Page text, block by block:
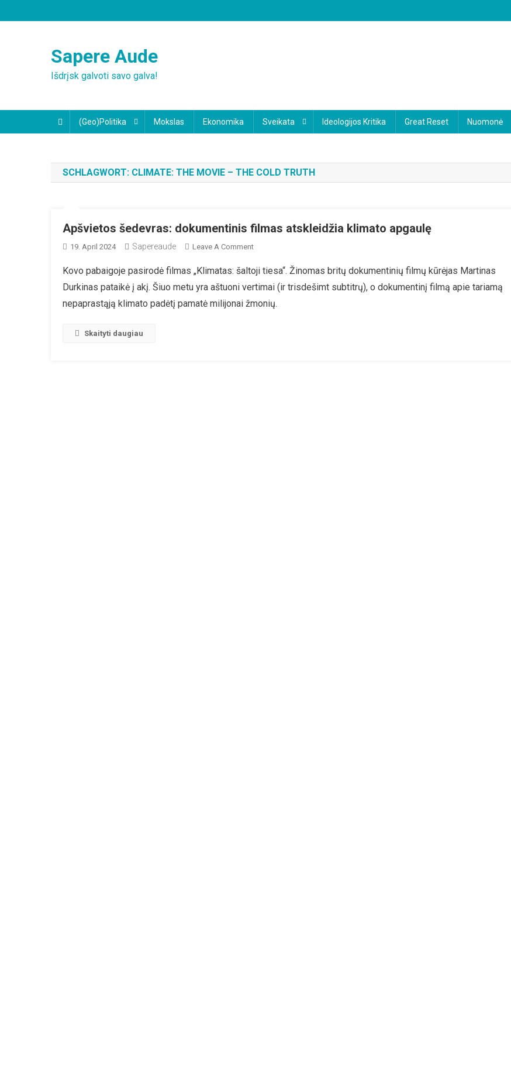
to
Sapere Aude
Išdrįsk galvoti savo galva!
(Geo)Politika Mokslas Ekonomika Sveikata Ideologijos Kritika Great Reset Nuomonė
SCHLAGWORT: CLIMATE: THE MOVIE – THE COLD TRUTH
Apšvietos šedevras: dokumentinis filmas atskleidžia klimato apgaulę
19. April 2024 Sapereaude Leave A CommentOn
Šedevras:
Dokumentinis
Filmas
Kovo pabaigoje pasirodė filmas „Klimatas: šaltoji tiesa“. Žinomas britų dokumentinių filmų kūrėjas Martinas
Durkinas pataikė į akį. Šiuo metu yra aštuoni vertimai (ir trisdešimt subtitrų), o dokumentinį filmą apie tariamą
nepaprastąją klimato padėtį pamatė milijonai žmonių.
Skaityti daugiau